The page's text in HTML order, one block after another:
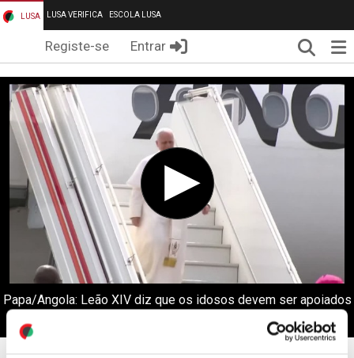
LUSA LUSA VERIFICA ESCOLA LUSA
Registe-se Entrar
Papa/Angola: Leão XIV diz que os idosos devem ser apoiados